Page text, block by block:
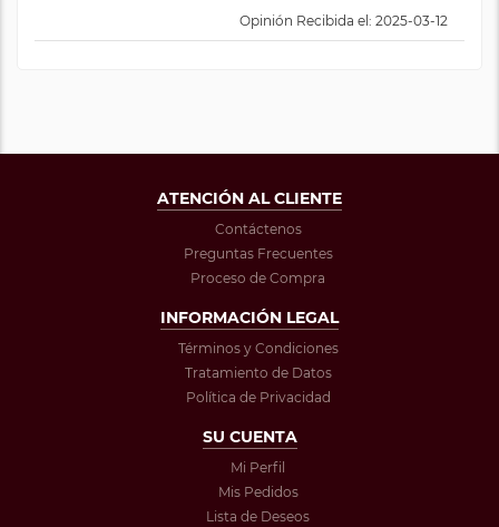
Opinión Recibida el: 2025-03-12
ATENCIÓN AL CLIENTE
Contáctenos
Preguntas Frecuentes
Proceso de Compra
INFORMACIÓN LEGAL
Términos y Condiciones
Tratamiento de Datos
Política de Privacidad
SU CUENTA
Mi Perfil
Mis Pedidos
Lista de Deseos